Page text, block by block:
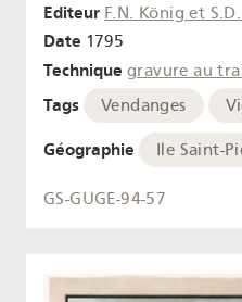
Editeur F.N. König et
Date 1795
Technique gravure au
Tags Vendanges
Géographie Ile Saint-
GS-GUGE-94-57